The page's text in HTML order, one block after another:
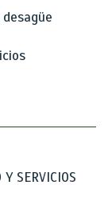
SERVICIOS